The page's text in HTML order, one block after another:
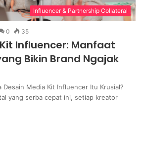
Influencer & Partnership Collateral
0 35
Influencer: Manfaat
Bikin Brand Ngajak
Desain Media Kit Influencer Itu Krusial?
yang serba cepat ini, setiap kreator